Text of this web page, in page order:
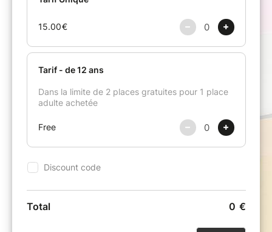
LISZT
Totentanz S 126 - Paraphrase sur le Dies Iræ
Gondoliera
Valse Oubliée n°1 S 215
Mephisto-Valse n°3 S 216